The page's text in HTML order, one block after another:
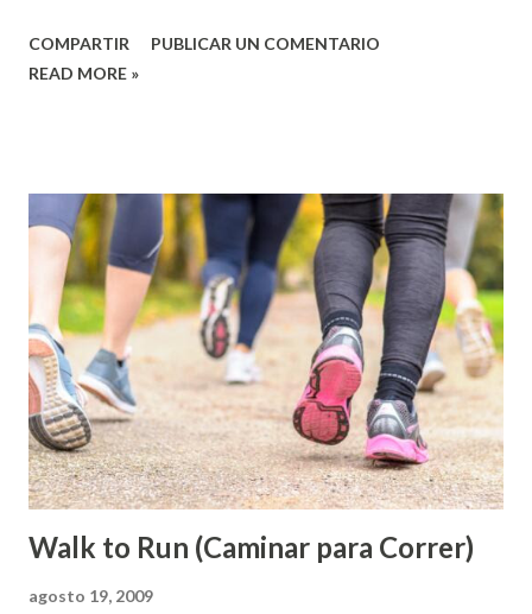
tentaciones, nuestras responsabilidades familiares,
nuestra lectura pasada. Durante la semana sabemos que
podemos contar los unos con los otros, nos hemos hecho
vulnerables y hemos comprobado que no nos
escandalizamos cuando alguno de nosotros se ha caído. Por
eso es usual llamarnos o escribirnos un e-mail para
contarnos cualquier cosa. Sin duda que recorrer El Camino
con otros a tu lado hace que todo sea más fácil. Si hay algo
que tengo claro que Dios espera de sus seguidores es que
cumplamos con la realidad de disc...
COMPARTIR
PUBLICAR UN COMENTARIO
READ MORE »
Walk to Run (Caminar para Correr)
agosto 19, 2009